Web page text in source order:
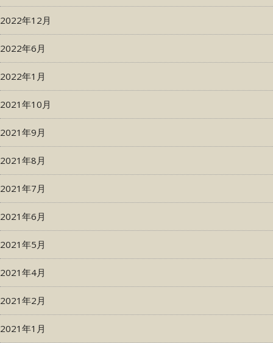
2022年12月
2022年6月
2022年1月
2021年10月
2021年9月
2021年8月
2021年7月
2021年6月
2021年5月
2021年4月
2021年2月
2021年1月